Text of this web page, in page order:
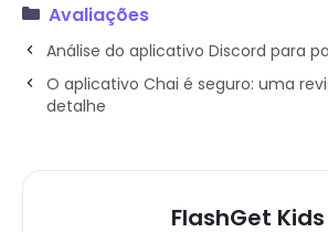
Avaliações
Análise do aplicativo Discord para
O aplicativo Chai é seguro: uma
detalhe
FlashGet Kids